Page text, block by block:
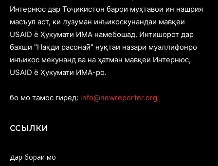
Интернюс дар Тоҷикистон барои муҳтавои ин нашрия
масъул аст, ки лузуман инъикоскунандаи мавқеи
USAID ё Ҳукумати ИМА намебошад. Интишорот дар
бахши "Нақди расонаӣ" нуқтаи назари муаллифонро
инъикос мекунанд ва на ҳатман мавқеи Интернюс,
USAID ё Ҳукумати ИМА-ро.
бо мо тамос гиред: info@newreporter.org
ССЫЛКИ
Дар бораи мо